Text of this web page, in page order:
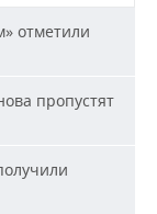
отметили
пропустят